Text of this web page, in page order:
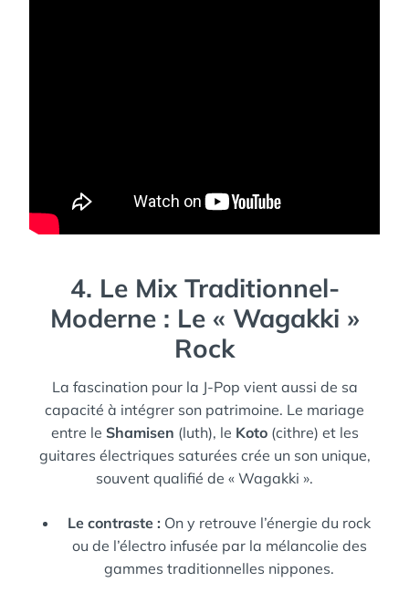
4. Le Mix Traditionnel-
Moderne : Le « Wagakki »
Rock
La fascination pour la J-Pop vient aussi de sa
capacité à intégrer son patrimoine. Le mariage
entre le Shamisen (luth), le Koto(cithre) et les
guitares électriques saturées crée un son unique,
souvent qualifié de « Wagakki ».
Le contraste : On y retrouve l’énergie du rock
ou de l’électro infusée par la mélancolie des
gammes traditionnelles nippones.